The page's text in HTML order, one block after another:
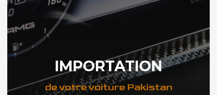
IMPORTATION
de votre voiture Pakistan